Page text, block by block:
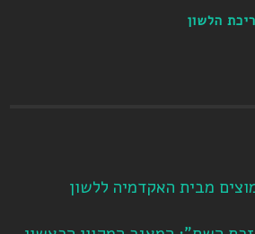
הלשון
מבית האקדמיה ללשון